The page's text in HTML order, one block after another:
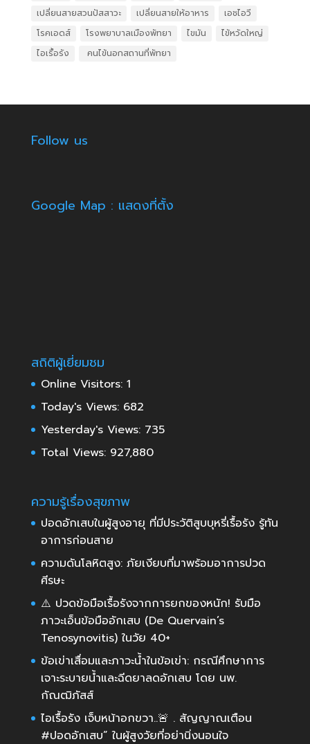
เปลี่ยนสายสวนปัสสาวะ
เปลี่ยนสายให้อาหาร
เอชไอวี
โรคเอดส์
โรงพยาบาลเมืองพัทยา ไขมัน
ไข้หวัดใหญ่
ไอเรื้อรัง
​ คนไข้นอกสถานที่พัทยา
Follow us
Google Map : แสดงที่ตั้ง
สถิติผู้เยี่ยมชม
Online Visitors: 1
Today's Views: 682
Yesterday's Views: 735
Total Views: 927,880
ความรู้เรื่องสุขภาพ
ปอดอักเสบในผู้สูงอายุ ที่มีประวัติสูบบุหรี่เรื้อรัง รู้ทัน
อาการก่อนสาย
ความดันโลหิตสูง: ภัยเงียบที่มาพร้อมอาการปวด
ศีรษะ
⚠️ ปวดข้อมือเรื้อรังจากการยกของหนัก! รับมือ
ภาวะเอ็นข้อมืออักเสบ (De Quervain’s
Tenosynovitis) ในวัย 40+
ข้อเข่าเสื่อมและภาวะน้ำในข้อเข่า: กรณีศึกษาการ
เจาะระบายน้ำและฉีดยาลดอักเสบ โดย นพ.
กัณฒิภัสส์
ไอเรื้อรัง เจ็บหน้าอกขวา..🚨 . สัญญาณเตือน
#ปอดอักเสบ” ในผู้สูงวัยที่อย่านิ่งนอนใจ